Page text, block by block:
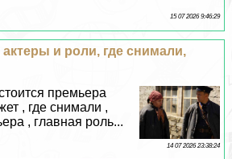
15 07 2026 9:46:29
и роли, где снимали,
премьера
, где снимали ,
, главная роль...
14 07 2026 23:38:24